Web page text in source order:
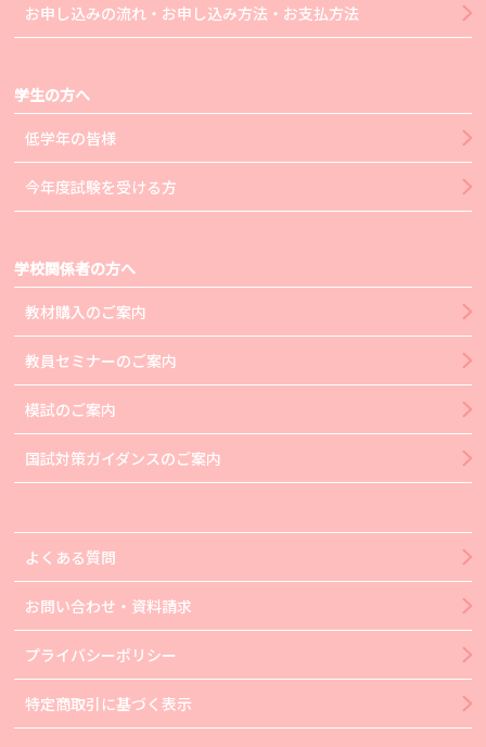
お申し込みの流れ・お申し込み方法・お支払方法
学生の方へ
低学年の皆様
今年度試験を受ける方
学校関係者の方へ
教材購入のご案内
教員セミナーのご案内
模試のご案内
国試対策ガイダンスのご案内
よくある質問
お問い合わせ・資料請求
プライバシーポリシー
特定商取引に基づく表示